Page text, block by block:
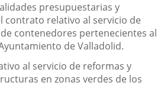
presupuestarias y
contrato relativo al servicio de
contenedores pertenecientes al
de Valladolid.
al servicio de reformas y
en zonas verdes de los